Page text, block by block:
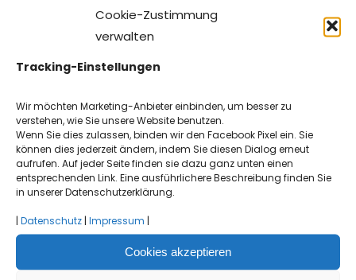
Cookie-Zustimmung
verwalten
Tracking-Einstellungen
Wir möchten Marketing-Anbieter einbinden, um besser zu
verstehen, wie Sie unsere Website benutzen.
Wenn Sie dies zulassen, binden wir den Facebook Pixel ein. Sie
können dies jederzeit ändern, indem Sie diesen Dialog erneut
aufrufen. Auf jeder Seite finden sie dazu ganz unten einen
entsprechenden Link. Eine ausführlichere Beschreibung finden Sie
in unserer Datenschutzerklärung.
Datenschutz Impressum
Cookies akzeptieren